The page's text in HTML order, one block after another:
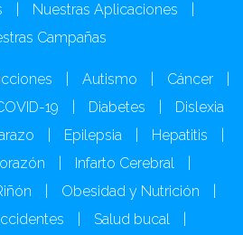
Nuestras Aplicaciones
Campañas
Autismo Cáncer
19 Diabetes
Dislexia
Epilepsia Hepatitis
Infarto Cerebral
Obesidad y Nutrición
Salud bucal